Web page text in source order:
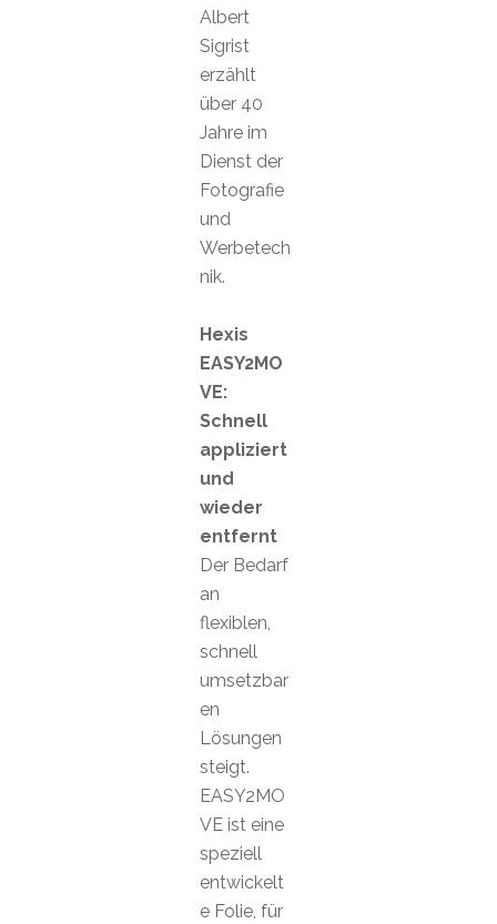
Albert
Sigrist
erzählt
über 40
Jahre im
Dienst der
Fotografie
und
Werbetech
nik.
Hexis
EASY2MO
VE:
Schnell
appliziert
und
wieder
entfernt
Der Bedarf
an
flexiblen,
schnell
umsetzbar
en
Lösungen
steigt.
EASY2MO
VE ist eine
speziell
entwickelt
e Folie, für